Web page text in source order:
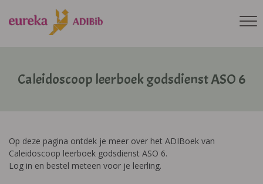
Caleidoscoop leerboek godsdienst ASO 6
Op deze pagina ontdek je meer over het ADIBoek van
Caleidoscoop leerboek godsdienst ASO 6.
Log in en bestel meteen voor je leerling.